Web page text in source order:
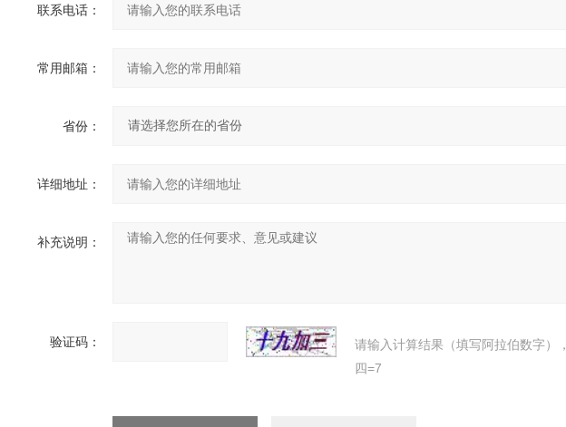
联系电话：
常用邮箱：
省份：
详细地址：
补充说明：
验证码：
请输入计算结果（填写阿拉伯数字）
四=7